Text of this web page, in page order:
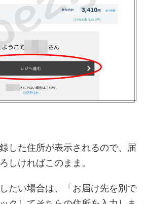
した住所が表示されるので、届
しければこのまま。
たい場合は、「お届け先を別で